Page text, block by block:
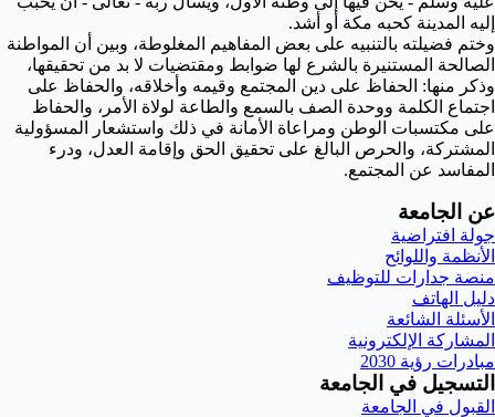
إليه المدينة كحبه مكة أو أشد.
وختم فضيلته بالتنبيه على بعض المفاهيم المغلوطة، وبين أن المواطنة
الصالحة المستنيرة بالشرع لها ضوابط ومقتضيات لا بد من تحقيقها،
وذكر منها: الحفاظ على دين المجتمع وقيمه وأخلاقه، والحفاظ على
اجتماع الكلمة ووحدة الصف بالسمع والطاعة لولاة الأمر، والحفاظ
على مكتسبات الوطن ومراعاة الأمانة في ذلك واستشعار المسؤولية
المشتركة، والحرص البالغ على تحقيق الحق وإقامة العدل، ودرء
المفاسد عن المجتمع.
عن الجامعة
جولة افتراضية
الأنظمة واللوائح
منصة جدارات للتوظيف
دليل الهاتف
الأسئلة الشائعة
المشاركة الإلكترونية
مبادرات رؤية 2030
التسجيل في الجامعة
القبول في الجامعة